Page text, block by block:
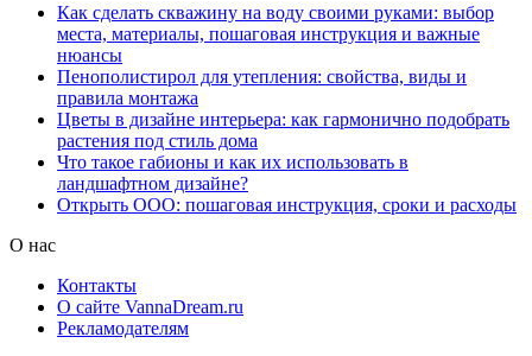
Как сделать скважину на воду своими руками: выбор
места, материалы, пошаговая инструкция и важные
нюансы
Пенополистирол для утепления: свойства, виды и
правила монтажа
Цветы в дизайне интерьера: как гармонично подобрать
растения под стиль дома
Что такое габионы и как их использовать в
ландшафтном дизайне?
Открыть ООО: пошаговая инструкция, сроки и расходы
О нас
Контакты
О сайте VannaDream.ru
Рекламодателям